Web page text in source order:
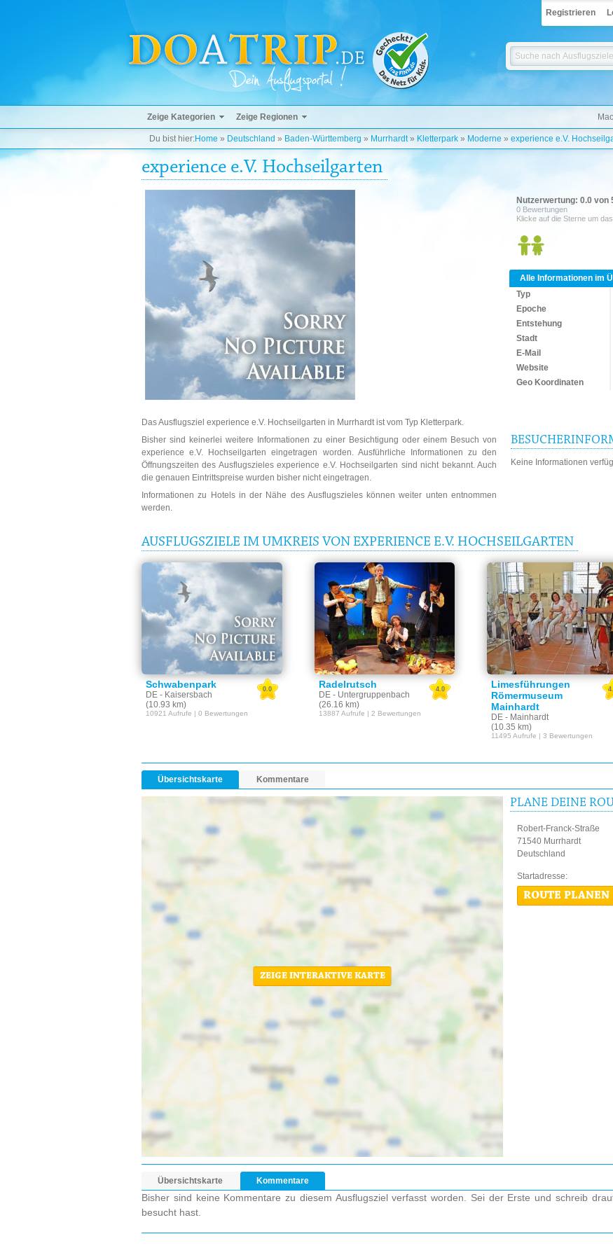
Registrieren
Zeige Kategorien Zeige Regionen
Du bist hier:Home » Deutschland » Baden-Württemberg » Murrhardt» Kletterpark » Moderne » experience e.V.
experience e.V. Hochseilgarten
Nutzerwertung: 0.0 von
0 Bewertungen
Klicke auf die Sterne um
Alle Informationen im
Typ
Epoche
Entstehung
Stadt
E-Mail
Website
Geo Koordinaten
Das Ausflugsziel experience e.V. Hochseilgarten in Murrhardt ist vom Typ Kletterpark.
Bisher sind keinerlei weitere Informationen zu einer Besichtigung oder einem Besuch von
experience e.V. Hochseilgarten eingetragen worden. Ausführliche Informationen zu den
Öffnungszeiten des Ausflugszieles experience e.V. Hochseilgarten sind nicht bekannt. Auch
die genauen Eintrittspreise wurden bisher nicht eingetragen.
Informationen zu Hotels in der Nähe des Ausflugszieles können weiter unten entnommen
werden.
Keine Informationen
AUSFLUGSZIELE IM UMKREIS VON EXPERIENCE E.V. HOCHSEILGARTEN
Schwabenpark
DE - Kaisersbach
(10.93 km)
0.0
10921 Aufrufe | 0 Bewertungen
Radelrutsch
DE - Untergruppenbach
(26.16 km)
4.0
13887 Aufrufe | 2 Bewertungen
Limesführungen
Römermuseum
Mainhardt
DE - Mainhardt
(10.35 km)
11495 Aufrufe | 3 Bewertungen
Übersichtskarte Kommentare
ZEIGE INTERAKTIVE KARTE
PLANE DEINE
Robert-Franck-Straße
71540 Murrhardt
Deutschland
ROUTE PLANEN
Übersichtskarte Kommentare
Bisher sind keine Kommentare zu diesem Ausflugsziel verfasst worden. Sei der Erste und schreib
besucht hast.